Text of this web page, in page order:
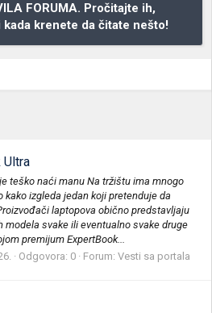
FORUMA. Pročitajte ih,
krenete da čitate nešto!
Ultra
teško naći manu Na tržištu ima mnogo
kako izgleda jedan koji pretenduje da
laptopova obično predstavljaju
modela svake ili eventualno svake druge
premijum ExpertBook...
Odgovora: 0 Forum: Vesti sa portala